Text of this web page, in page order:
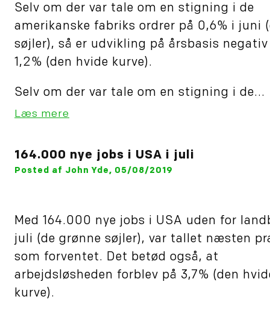
Selv om der var tale om en stigning i de
amerikanske fabriks ordrer på 0,6% i juni
søjler), så er udvikling på årsbasis
1,2% (den hvide kurve).
Selv om der var tale om en stigning i de...
Læs mere
164.000 nye jobs i USA i juli
Posted af John Yde, 05/08/2019
Med 164.000 nye jobs i USA uden for
juli (de grønne søjler), var tallet næsten
som forventet. Det betød også, at
arbejdsløsheden forblev på 3,7% (den
kurve).